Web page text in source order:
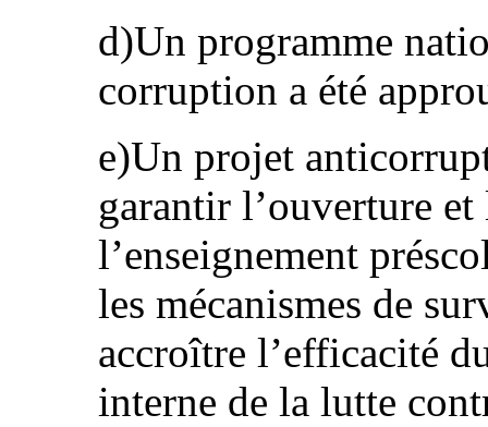
d)Un programme
corruption a été
e)Un projet
garantir l’ouverture et
l’enseignement
les mécanismes de
accroître l’efficacité
interne de la lutte